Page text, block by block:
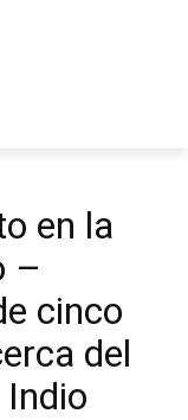
en la
–
cinco
del